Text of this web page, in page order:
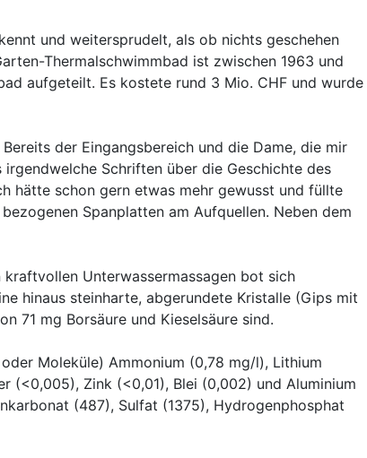
und weitersprudelt, als ob nichts geschehen
Thermalschwimmbad ist zwischen 1963 und
aufgeteilt. Es kostete rund 3 Mio. CHF und wurde
der Eingangsbereich und die Dame, die mir
Schriften über die Geschichte des
hätte schon gern etwas mehr gewusst und füllte
Spanplatten am Aufquellen. Neben dem
Unterwassermassagen bot sich
hinaus steinharte, abgerundete Kristalle (Gips mit
71 mg Borsäure und Kieselsäure sind.
Moleküle) Ammonium (0,78 mg/l), Lithium
(<0,005), Zink (<0,01), Blei (0,002) und Aluminium
(487), Sulfat (1375), Hydrogenphosphat